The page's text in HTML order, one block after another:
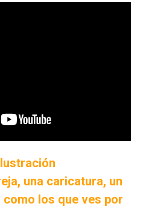
una caricatura, un
los que ves por